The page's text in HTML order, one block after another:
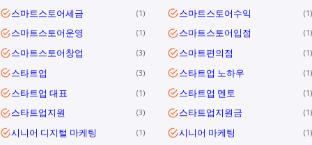
스마트스토어세금 1 스마트스토어수익 1
스마트스토어운영 1 스마트스토어입점 1
스마트스토어창업 3 스마트편의점 1
스타트업 3 스타트업 노하우 1
스타트업 대표 1 스타트업 멘토 1
스타트업지원 3 스타트업지원금 1
시니어 디지털 마케팅 1 시니어 마케팅 1